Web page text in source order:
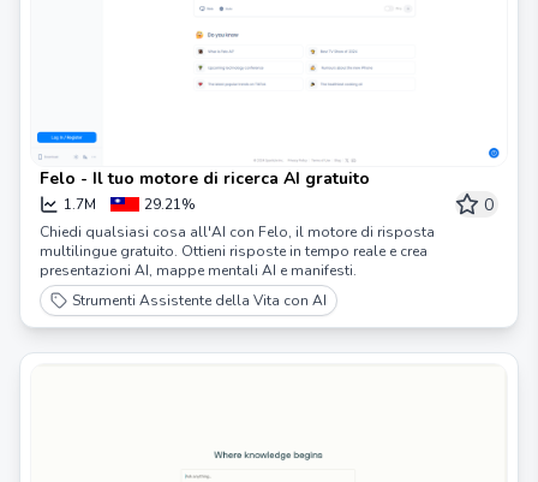
Felo - Il tuo motore di ricerca AI gratuito
1.7M 29.21% 0
Chiedi qualsiasi cosa all'AI con Felo, il motore di risposta
multilingue gratuito. Ottieni risposte in tempo reale e crea
presentazioni AI, mappe mentali AI e manifesti.
Strumenti Assistente della Vita con AI